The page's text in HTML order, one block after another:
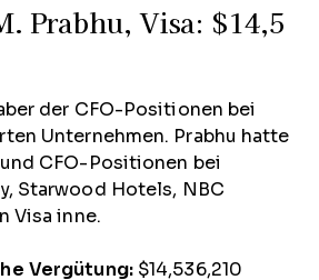
Prabhu, Visa: $14,5
der CFO-Positionen bei
Unternehmen. Prabhu hatte
CFO-Positionen bei
Starwood Hotels, NBC
Visa inne.
Vergütung:$14,536,210